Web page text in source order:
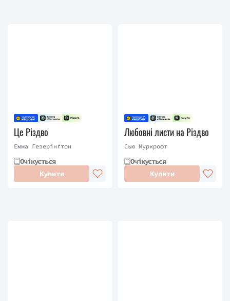
Це Різдво
Емма Гезерінґтон
Очікується
Купити
Любовні листи на Різдво
Сью Муркрофт
Очікується
Купити